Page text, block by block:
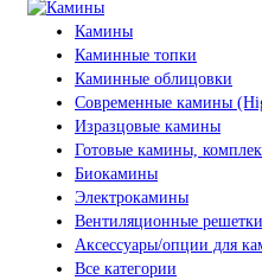
Камины
Каминные топки
Каминные облицовки
Современные камины
Изразцовые камины
Готовые камины,
Биокамины
Электрокамины
Вентиляционные решетки
Аксессуары/опции для
Все категории